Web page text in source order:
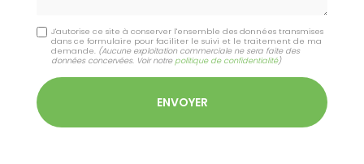
J'autorise ce site à conserver l'ensemble des données transmises
dans ce formulaire pour faciliter le suivi et le traitement de ma
demande. (Aucune exploitation commerciale ne sera faite des
données concervées. Voir notre politique de confidentialité)